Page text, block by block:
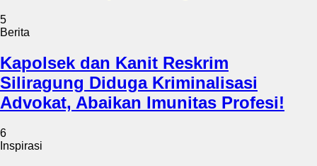
5
Berita
Kapolsek dan Kanit Reskrim
Siliragung Diduga Kriminalisasi
Advokat, Abaikan Imunitas Profesi!
6
Inspirasi